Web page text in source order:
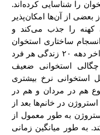
را شناسایی کرده‌اند.
بعضی از آن‌ها امکان‌پذیر
کهنه را جذب می‌کند و
ساختاری استخوان
تولید می‌کند. بیشترین چگالی استخوانی در اواخر دهه ۲۰ زندگی هر فرد
در حدود ۳۵ سالگی چگالی استخوانی ضعیف
استخوانی نرخ بیشتری
هم در مردان و هم در
در خانم‌ها بعد از
به طور معمول از
به طور میانگین زمانی